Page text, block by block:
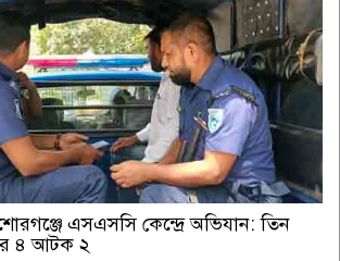
এসএসসি কেন্দ্রে অভিযান: তিন
৪ আটক ২